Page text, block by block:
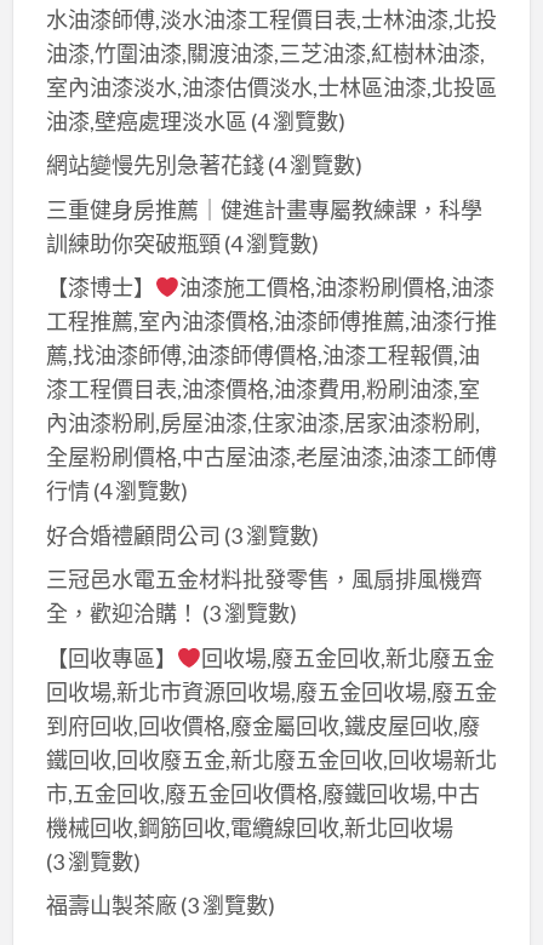
水油漆師傅,淡水油漆工程價目表,士林油漆,北投
油漆,竹圍油漆,關渡油漆,三芝油漆,紅樹林油漆,
室內油漆淡水,油漆估價淡水,士林區油漆,北投區
油漆,壁癌處理淡水區 (4 瀏覽數)
網站變慢先別急著花錢(4 瀏覽數)
三重健身房推薦｜健進計畫專屬教練課，科學
訓練助你突破瓶頸(4 瀏覽數)
【漆博士】
油漆施工價格,油漆粉刷價格,油漆
工程推薦,室內油漆價格,油漆師傅推薦,油漆行推
薦,找油漆師傅,油漆師傅價格,油漆工程報價,油
漆工程價目表,油漆價格,油漆費用,粉刷油漆,室
內油漆粉刷,房屋油漆,住家油漆,居家油漆粉刷,
全屋粉刷價格,中古屋油漆,老屋油漆,油漆工師傅
行情(4 瀏覽數)
好合婚禮顧問公司 (3 瀏覽數)
三冠邑水電五金材料批發零售，風扇排風機齊
全，歡迎洽購！ (3 瀏覽數)
【回收專區】
回收場,廢五金回收,新北廢五金
回收場,新北市資源回收場,廢五金回收場,廢五金
到府回收,回收價格,廢金屬回收,鐵皮屋回收,廢
鐵回收,回收廢五金,新北廢五金回收,回收場新北
市,五金回收,廢五金回收價格,廢鐵回收場,中古
機械回收,鋼筋回收,電纜線回收,新北回收場
(3 瀏覽數)
福壽山製茶廠(3 瀏覽數)